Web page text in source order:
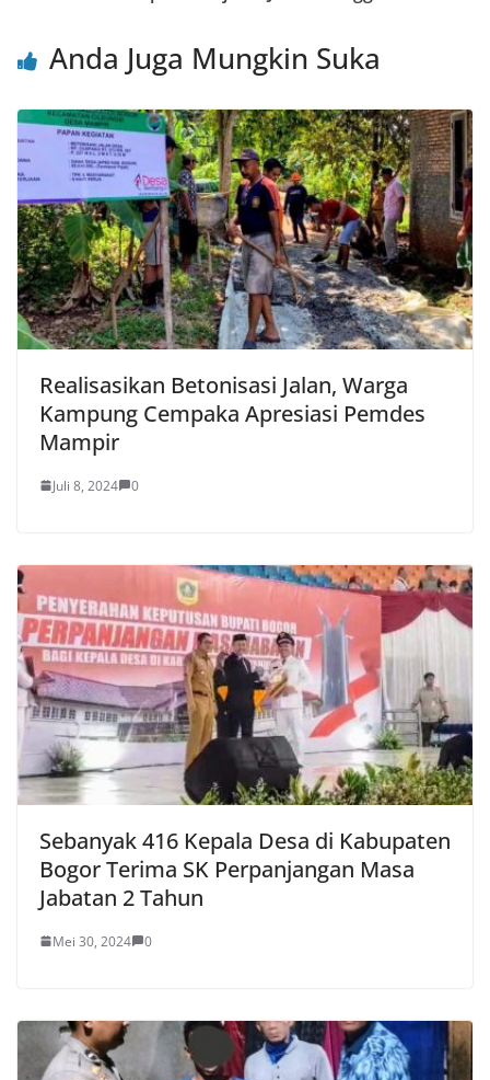
k
Anda Juga Mungkin Suka
Realisasikan Betonisasi Jalan, Warga
Kampung Cempaka Apresiasi Pemdes
Mampir
Juli 8, 2024 0
Sebanyak 416 Kepala Desa di Kabupaten
Bogor Terima SK Perpanjangan Masa
Jabatan 2 Tahun
Mei 30, 2024 0